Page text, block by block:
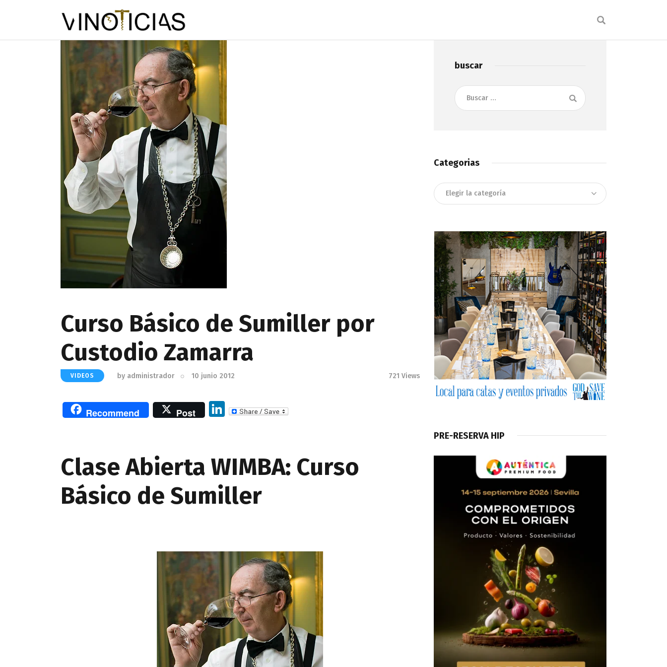
Curso Básico de Sumiller por
Custodio Zamarra
VIDEOS by administrador 10 junio 2012 721 Views
Recommend Post
Li
e
dI
n
Clase Abierta WIMBA: Curso
Básico de Sumiller
buscar
Buscar:
Categorias
Categorias
PRE-RESERVA HIP